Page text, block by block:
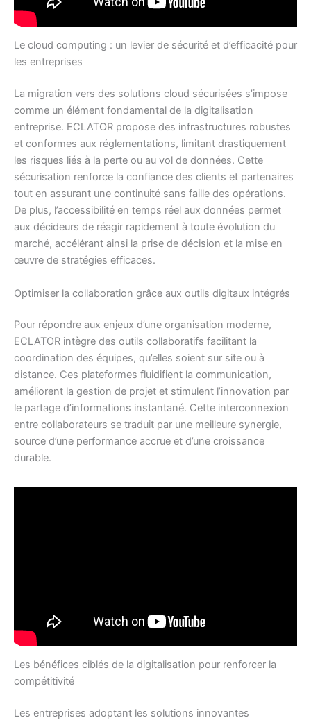
Le cloud computing : un levier de sécurité et d’efficacité pour
les entreprises
La migration vers des solutions cloud sécurisées s’impose
comme un élément fondamental de la digitalisation
entreprise. ECLATOR propose des infrastructures robustes
et conformes aux réglementations, limitant drastiquement
les risques liés à la perte ou au vol de données. Cette
sécurisation renforce la confiance des clients et partenaires
tout en assurant une continuité sans faille des opérations.
De plus, l’accessibilité en temps réel aux données permet
aux décideurs de réagir rapidement à toute évolution du
marché, accélérant ainsi la prise de décision et la mise en
œuvre de stratégies efficaces.
Optimiser la collaboration grâce aux outils digitaux intégrés
Pour répondre aux enjeux d’une organisation moderne,
ECLATOR intègre des outils collaboratifs facilitant la
coordination des équipes, qu’elles soient sur site ou à
distance. Ces plateformes fluidifient la communication,
améliorent la gestion de projet et stimulent l’innovation par
le partage d’informations instantané. Cette interconnexion
entre collaborateurs se traduit par une meilleure synergie,
source d’une performance accrue et d’une croissance
durable.
Les bénéfices ciblés de la digitalisation pour renforcer la
compétitivité
Les entreprises adoptant les solutions innovantes